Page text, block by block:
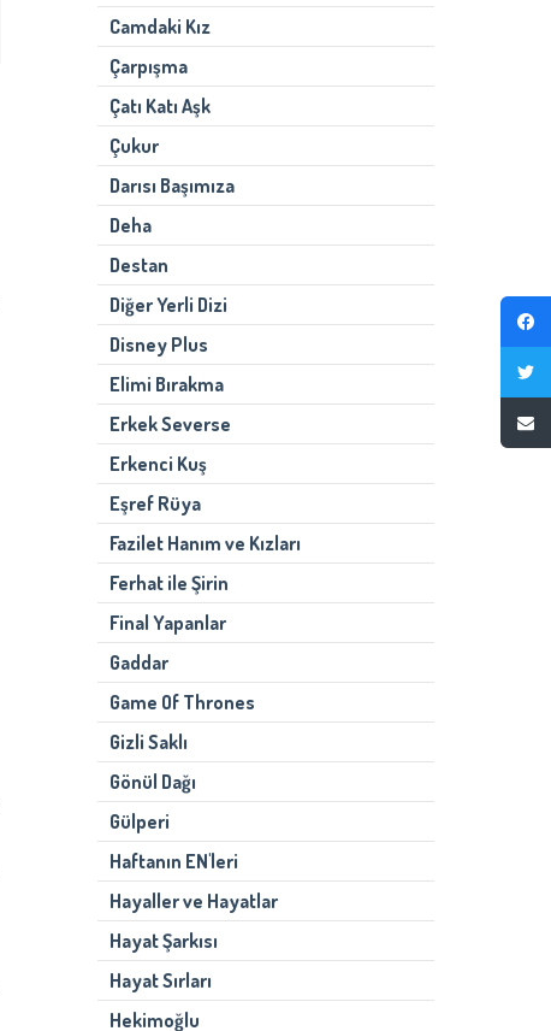
Camdaki Kız
Çarpışma
Çatı Katı Aşk
Çukur
Darısı Başımıza
Deha
Destan
Diğer Yerli Dizi
Disney Plus
Elimi Bırakma
Erkek Severse
Erkenci Kuş
Eşref Rüya
Fazilet Hanım ve Kızları
Ferhat ile Şirin
Final Yapanlar
Gaddar
Game Of Thrones
Gizli Saklı
Gönül Dağı
Gülperi
Haftanın EN'leri
Hayaller ve Hayatlar
Hayat Şarkısı
Hayat Sırları
Hekimoğlu